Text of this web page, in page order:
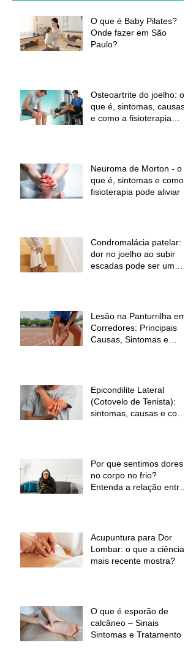
O que é Baby Pilates?
Onde fazer em São
Paulo?
Osteoartrite do joelho: o
que é, sintomas, causas
e como a fisioterapia
Neuroma de Morton - o
que é, sintomas e como a
fisioterapia pode aliviar a
Condromalácia patelar:
dor no joelho ao subir
escadas pode ser um
Lesão na Panturrilha em
Corredores: Principais
Causas, Sintomas e
Epicondilite Lateral
(Cotovelo de Tenista):
sintomas, causas e como
Por que sentimos dores
no corpo no frio?
Entenda a relação entre
Acupuntura para Dor
Lombar: o que a ciência
mais recente mostra?
O que é esporão de
calcâneo – Sinais
Sintomas e Tratamento